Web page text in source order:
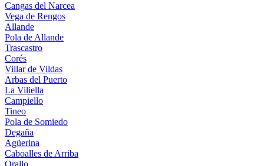
Cangas del Narcea
Vega de Rengos
Allande
Pola de Allande
Trascastro
Corés
Villar de Vildas
Arbas del Puerto
La Viliella
Campiello
Tineo
Pola de Somiedo
Degaña
Agüerina
Caboalles de Arriba